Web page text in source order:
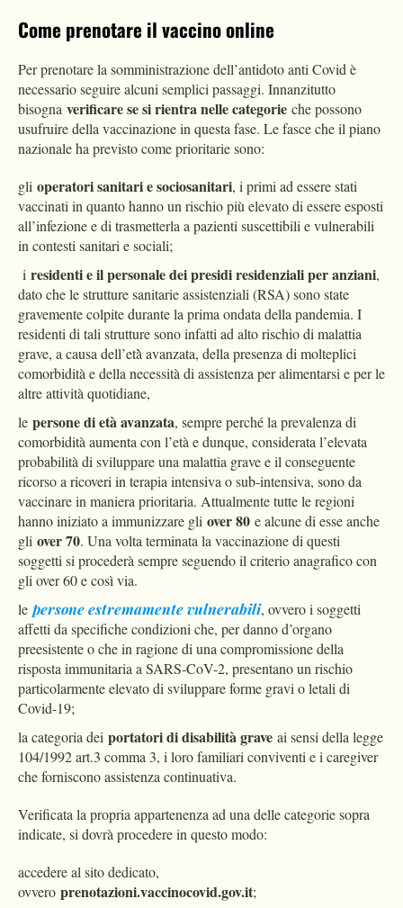
Come prenotare il vaccino online
Per prenotare la somministrazione dell’antidoto anti Covid è
necessario seguire alcuni semplici passaggi. Innanzitutto
bisogna verificare se si rientra nelle categorie che possono
usufruire della vaccinazione in questa fase. Le fasce che il piano
nazionale ha previsto come prioritarie sono:
gli operatori sanitari e sociosanitari, i primi ad essere stati
vaccinati in quanto hanno un rischio più elevato di essere esposti
all’infezione e di trasmetterla a pazienti suscettibili e vulnerabili
in contesti sanitari e sociali;
i residenti e il personale dei presidi residenziali per anziani,
dato che le strutture sanitarie assistenziali (RSA) sono state
gravemente colpite durante la prima ondata della pandemia. I
residenti di tali strutture sono infatti ad alto rischio di malattia
grave, a causa dell’età̀ avanzata, della presenza di molteplici
comorbidità e della necessità di assistenza per alimentarsi e per le
altre attività quotidiane,
le persone di età avanzata, sempre perché la prevalenza di
comorbidità aumenta con l’età e dunque, considerata l’elevata
probabilità di sviluppare una malattia grave e il conseguente
ricorso a ricoveri in terapia intensiva o sub-intensiva, sono da
vaccinare in maniera prioritaria. Attualmente tutte le regioni
hanno iniziato a immunizzare gli over 80 e alcune di esse anche
gli over 70. Una volta terminata la vaccinazione di questi
soggetti si procederà sempre seguendo il criterio anagrafico con
gli over 60 e così via.
le persone estremamente vulnerabili, ovvero i soggetti
affetti da specifiche condizioni che, per danno d’organo
preesistente o che in ragione di una compromissione della
risposta immunitaria a SARS-CoV-2, presentano un rischio
particolarmente elevato di sviluppare forme gravi o letali di
Covid-19;
la categoria dei portatori di disabilità grave ai sensi della legge
104/1992 art.3 comma 3, i loro familiari conviventi e i caregiver
che forniscono assistenza continuativa.
Verificata la propria appartenenza ad una delle categorie sopra
indicate, si dovrà procedere in questo modo:
accedere al sito dedicato,
ovvero prenotazioni.vaccinocovid.gov.it;